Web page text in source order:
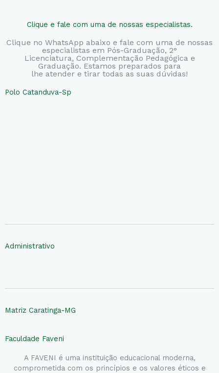
Clique e fale com uma de nossas especialistas.
Clique no WhatsApp abaixo e fale com uma de nossas
especialistas em Pós-Graduação, 2°
Licenciatura, Complementação Pedagógica e
Graduação. Estamos preparados para
lhe atender e tirar todas as suas dúvidas!
Polo Catanduva-Sp
Administrativo
Matriz Caratinga-MG
Faculdade Faveni
A FAVENI é uma instituição educacional moderna,
comprometida com os princípios e os valores éticos e